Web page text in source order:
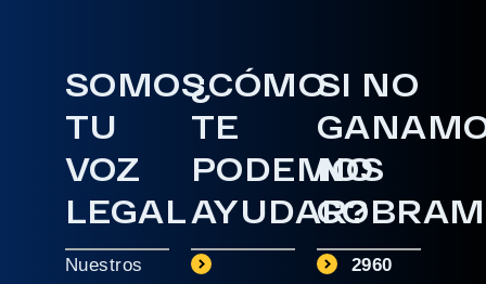
SOMOS
TU
VOZ
LEGAL
Nuestros
¿CÓMO
TE
PODEMOS
AYUDAR?
SI NO
NO
2960